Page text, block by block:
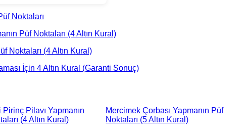
Noktaları
Püf Noktaları (4 Altın Kural)
Noktaları (4 Altın Kural)
İçin 4 Altın Kural (Garanti Sonuç)
Pirinç Pilavı Yapmanın
(4 Altın Kural)
Mercimek Çorbası Yapmanın Püf
Noktaları (5 Altın Kural)